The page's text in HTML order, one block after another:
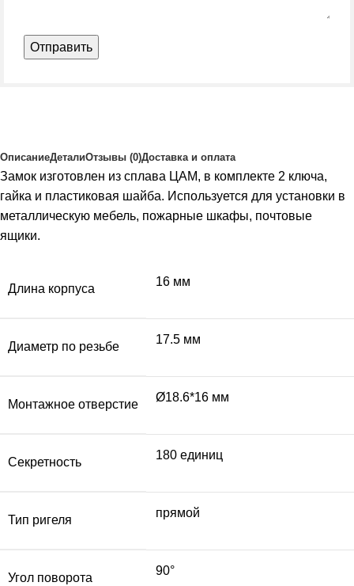
ОписаниеДеталиОтзывы (0)Доставка и оплата
Замок изготовлен из сплава ЦАМ, в комплекте 2 ключа,
гайка и пластиковая шайба. Используется для установки в
металлическую мебель, пожарные шкафы, почтовые
ящики.
Длина корпуса
16 мм
Диаметр по резьбе
17.5 мм
Монтажное отверстие
Ø18.6*16 мм
Секретность
180 единиц
Тип ригеля
прямой
Угол поворота
90°